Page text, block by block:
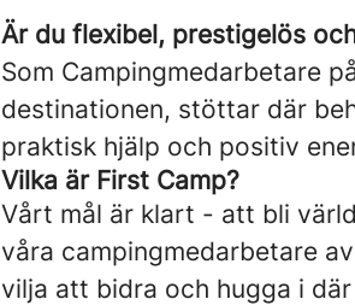
Är du flexibel, prestigelös
Som Campingmedarbetare
destinationen, stöttar där
praktisk hjälp och positiv
Vilka är First Camp?
Vårt mål är klart - att bli
våra campingmedarbetare
vilja att bidra och hugga i